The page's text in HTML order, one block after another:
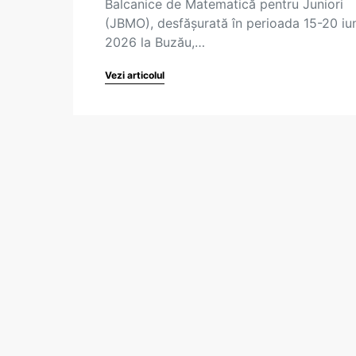
Balcanice de Matematică pentru Juniori
(JBMO), desfășurată în perioada 15-20
2026 la Buzău,…
Vezi articolul